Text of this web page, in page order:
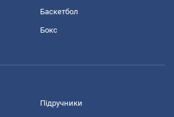
Баскетбол
Бокс
Підручники